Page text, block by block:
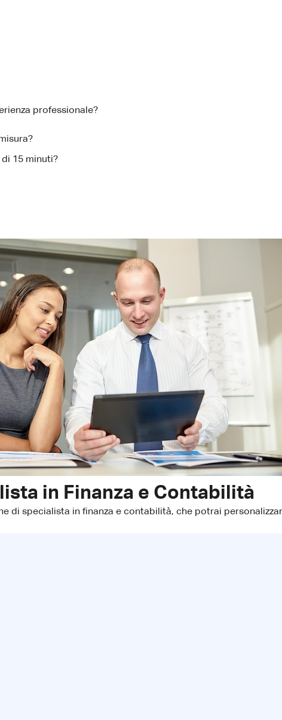
professionale?
15 minuti?
in Finanza e Contabilità
di specialista in finanza e contabilità, che potrai